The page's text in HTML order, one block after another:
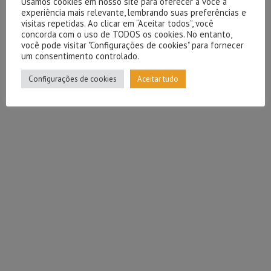
experiência mais relevante, lembrando suas preferências e
visitas repetidas. Ao clicar em “Aceitar todos”, você
concorda com o uso de TODOS os cookies. No entanto,
você pode visitar "Configurações de cookies" para fornecer
um consentimento controlado.
Configurações de cookies Aceitar tudo